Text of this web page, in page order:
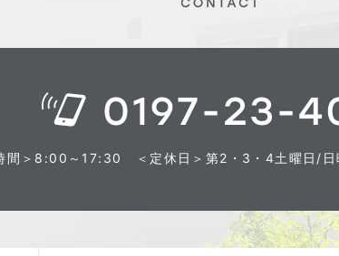
間＞8:00～17:30 ＜定休日＞第2・3・4土曜日/